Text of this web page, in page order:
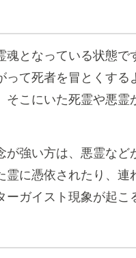
となっている状態で
て死者を冒とくする
こにいた死霊や悪霊
強い方は、悪霊など
に憑依されたり、連
ガイスト現象が起こ